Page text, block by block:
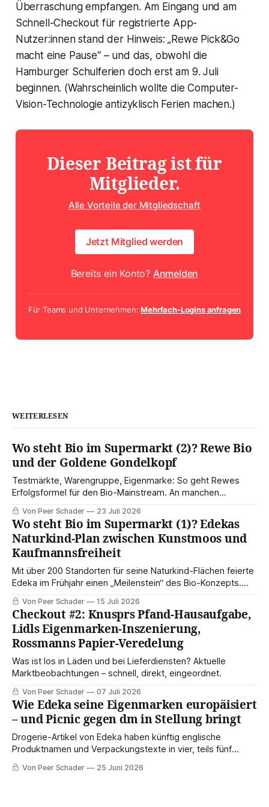
Überraschung empfangen. Am Eingang und am
Schnell-Checkout für registrierte App-
Nutzer:innen stand der Hinweis: „Rewe Pick&Go
macht eine Pause“ – und das, obwohl die
Hamburger Schulferien doch erst am 9. Juli
beginnen. (Wahrscheinlich wollte die Computer-
Vision-Technologie antizyklisch Ferien machen.)
Dieser Beitrag ist für
Mitglieder.
Alle Vorteile der Mitgliedschaft
Jetzt Mitglied werden
Bereits ein Konto? Anmelden
Für Teams und Unternehmen:Mehrfach-Logins anfragen
WEITERLESEN
Wo steht Bio im Supermarkt (2)? Rewe Bio
und der Goldene Gondelkopf
Testmärkte, Warengruppe, Eigenmarke: So geht Rewes
Erfolgsformel für den Bio-Mainstream. An manchen
Standorten rammt der Händler die hart erarbeitete
Kompetenz jedoch mit der Discount-Palette weg.
Von Peer Schader 23 Juli 2026
Wo steht Bio im Supermarkt (1)? Edekas
Naturkind-Plan zwischen Kunstmoos und
Kaufmannsfreiheit
Mit über 200 Standorten für seine Naturkind-Flächen feierte
Edeka im Frühjahr einen „Meilenstein“ des Bio-Konzepts.
Doch die Einkaufspraxis zeigt: Zwischen Format und
Wirklichkeit liegen manchmal sprichwörtlich Welten.
Von Peer Schader 15 Juli 2026
Checkout #2: Knusprs Pfand-Hausaufgabe,
Lidls Eigenmarken-Inszenierung,
Rossmanns Papier-Veredelung
Was ist los in Läden und bei Lieferdiensten? Aktuelle
Marktbeobachtungen – schnell, direkt, eingeordnet.
Von Peer Schader 07 Juli 2026
Wie Edeka seine Eigenmarken europäisiert
– und Picnic gegen dm in Stellung bringt
Drogerie-Artikel von Edeka haben künftig englische
Produktnamen und Verpackungstexte in vier, teils fünf
Sprachen – obwohl der Händler nur in Deutschland Filialen
betreibt. Der Schlüssel dazu dürfte die Beteiligung an Picnic
Von Peer Schader 25 Juni 2026